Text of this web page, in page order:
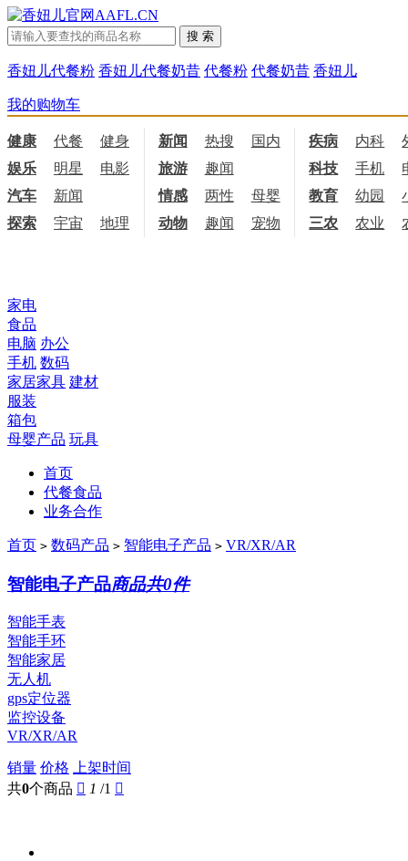
香妞儿代餐粉 香妞儿代餐奶昔 代餐粉 代餐奶昔 香妞儿
我的购物车
健康 代餐 健身 饮食
新闻 热搜 国内 国际
疾病 内科
娱乐
明星 电影 电视
旅游 趣闻 科技 手机
汽车
新闻 情感 两性 母婴 职场
教育 幼园
探索
宇宙 地理 天文
动物 趣闻 宠物 三农 农业
家电
食品
电脑 办公
手机 数码
家居家具 建材
服装
箱包
母婴产品 玩具
首页
代餐食品
业务合作
首页 > 数码产品 > 智能电子产品 > VR/XR/AR
智能电子产品商品共0件
智能手表
智能手环
智能家居
无人机
gps定位器
监控设备
VR/XR/AR
销量 价格 上架时间
共0个商品  1 /1 